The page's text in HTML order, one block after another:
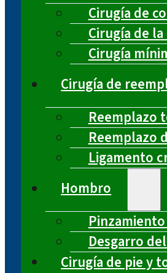
Cirugía de
Cirugía de
Cirugía
Cirugía de
Reemplazo
Reemplazo
Ligamento
Hombro
Desgarro
Cirugía de pie y